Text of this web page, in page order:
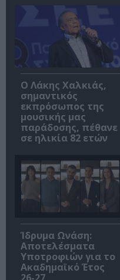
Ο Λάκης Χαλκιάς,
σημαντικός
εκπρόσωπος της
μουσικής μας
παράδοσης, πέθανε
σε ηλικία 82 ετών
Ίδρυμα Ωνάση:
Αποτελέσματα
Υποτροφιών για το
Ακαδημαϊκό Έτος